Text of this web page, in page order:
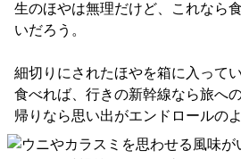
生のほやは無理だけど、これなら
いだろう。
細切りにされたほやを箱に入って
食べれば、行きの新幹線なら旅へ
帰りなら思い出がエンドロールの